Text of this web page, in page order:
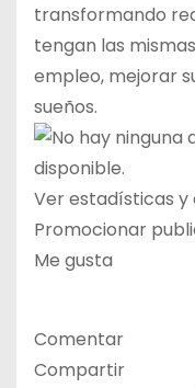
transformando
tengan las
empleo, mejorar
sueños.
Ver estadísticas y
Promocionar
Me gusta
Comentar
Compartir